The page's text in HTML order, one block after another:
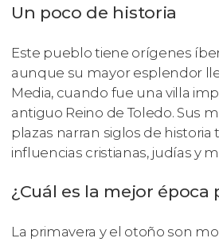
Un poco de historia
Este pueblo tiene orígenes
aunque su mayor esplendor
Media, cuando fue una villa
antiguo Reino de Toledo. Sus
plazas narran siglos de
influencias cristianas, judías y
¿Cuál es la mejor época
La primavera y el otoño son